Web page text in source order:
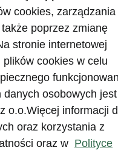
polskim
rynku. W ciągu trzech
45 522 samochody,
samego okresu 2024.
oraz zdolność do
cookies, zarządzania
poprzez zmianę
stronie internetowej
cookies w celu
danych osobowych jest
o.o.Więcej informacji
oraz korzystania z
oraz w Polityce